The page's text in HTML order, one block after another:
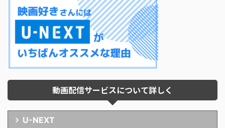
動画配信サービスについて詳しく
U-NEXT